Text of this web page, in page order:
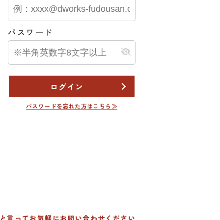
パスワード
ログイン
パスワードを忘れた方はこちら≫
言ってお気軽にお問い合わせください